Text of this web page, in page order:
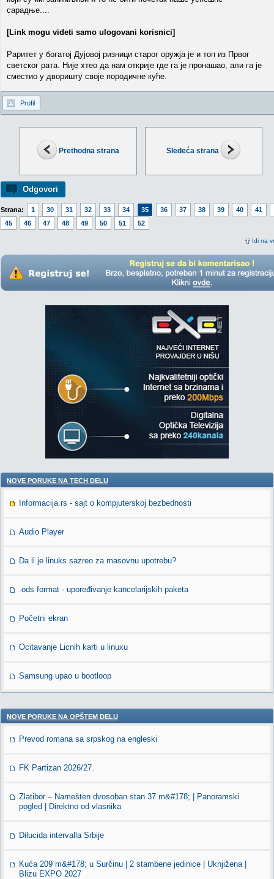
Prethodna strana Sledeća strana
Odgovori
Strana: 1 30 31 32 33 34 35 36 37 38 39 40
41
45
46 47 48 49 50 51 52
Idi na
сарадње....
[Link mogu videti samo ulogovani korisnici]
Раритет у богатој Дујовој ризници старог оружја је и топ из Првог
светског рата. Није хтео да нам открије где га је пронашао, али га је
сместио у дворишту своје породичне куће.
Profil
NOVE PORUKE NA TECH DELU
Informacija.rs - sajt o kompjuterskoj bezbednosti
Audio Player
Da li je linuks sazreo za masovnu upotrebu?
.ods format - upoređivanje kancelarijskih paketa
Početni ekran
Ocitavanje Licnih karti u linuxu
Samsung upao u bootloop
NOVE PORUKE NA OPŠTEM DELU
Prevod romana sa srpskog na engleski
FK Partizan 2026/27.
Zlatibor – Namešten dvosoban stan 37 m&#178; | Panoramski
pogled | Direktno od vlasnika
Dilucida intervalla Srbije
Kuća 209 m&#178; u Surčinu | 2 stambene jedinice | Uknjižena |
Blizu EXPO 2027